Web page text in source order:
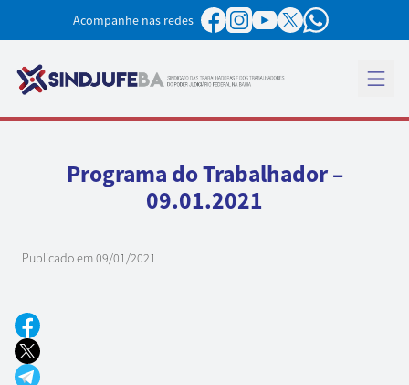
Acompanhe nas redes
Abrir
Programa do Trabalhador –
09.01.2021
Publicado em09/01/2021